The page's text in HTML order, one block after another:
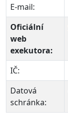
E-mail:
Oficiální
web
exekutora:
IČ:
Datová
schránka: